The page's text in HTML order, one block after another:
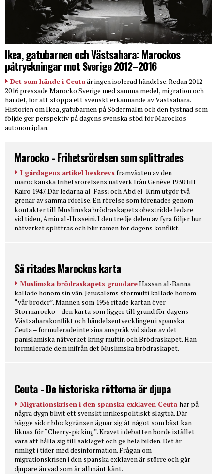
Ikea, gatubarnen och Västsahara: Marockos
påtryckningar mot Sverige 2012–2016
Det som hände i Ceutaär ingen isolerad händelse. Redan 2012–
2016 pressade Marocko Sverige med samma medel, migration och
handel, för att stoppa ett svenskt erkännande av Västsahara.
Historien om Ikea, gatubarnen på Södermalm och den tystnad som
följde ger perspektiv på dagens svenska stöd för Marockos
autonomiplan.
Marocko - Frihetsrörelsen som splittrades
I gårdagens artikel beskrevs framväxten av den
marockanska frihetsrörelsens nätverk från Genève 1930 till
Kairo 1947. Där ledarna al-Fassi och Abd el-Krim utgör två
grenar av samma rörelse. En rörelse som förenades genom
kontakter till Muslimska brödraskapets obestridde ledare
vid tiden, Amin al-Husseini. I den tredje delen av fyra följer hur
nätverket splittras och blir ramen för dagens konflikt.
Så ritades Marockos karta
Muslimska brödraskapets grundareHassan al-Banna
kallade honom sin vän. Jerusalems stormufti kallade honom
“vår broder”. Mannen som 1956 ritade kartan över
Stormarocko – den karta som ligger till grund för dagens
Västsaharakonflikt och händelseutvecklingen i spanska
Ceuta – formulerade inte sina anspråk vid sidan av det
panislamiska nätverket kring muftin och Brödraskapet. Han
formulerade dem inifrån det Muslimska brödraskapet.
Ceuta - De historiska rötterna är djupa
Migrationskrisen i den spanska exklaven Ceuta har på
några dygn blivit ett svenskt inrikespolitiskt slagträ. Där
bägge sidor blockgränsen ägnar sig åt något som bäst kan
liknas för “Cherry-picking”. Kravet i debatten borde istället
vara att hålla sig till sakläget och ge hela bilden. Det är
rimligt i tider med desinformation. Frågan om
migrationskrisen i den spanska exklaven är större och går
djupare än vad som är allmänt känt.